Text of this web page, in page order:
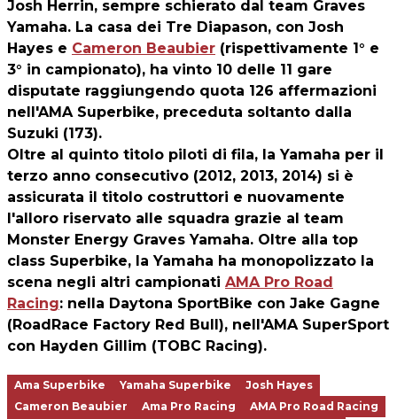
Josh Herrin, sempre schierato dal team Graves
Yamaha. La casa dei Tre Diapason, con Josh
Hayes e Cameron Beaubier (rispettivamente 1° e
3° in campionato), ha vinto 10 delle 11 gare
disputate raggiungendo quota 126 affermazioni
nell'AMA Superbike, preceduta soltanto dalla
Suzuki (173).
Oltre al quinto titolo piloti di fila, la Yamaha per il
terzo anno consecutivo (2012, 2013, 2014) si è
assicurata il titolo costruttori e nuovamente
l'alloro riservato alle squadra grazie al team
Monster Energy Graves Yamaha. Oltre alla top
class Superbike, la Yamaha ha monopolizzato la
scena negli altri campionati AMA Pro Road
Racing: nella Daytona SportBike con Jake Gagne
(RoadRace Factory Red Bull), nell'AMA SuperSport
con Hayden Gillim (TOBC Racing).
Ama Superbike Yamaha Superbike
Josh Hayes
Cameron Beaubier
Ama Pro Racing
AMA Pro Road Racing